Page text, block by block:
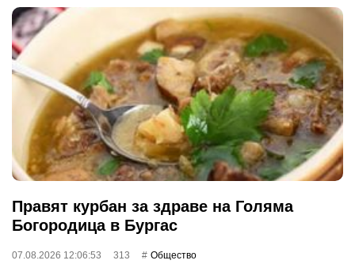
Правят курбан за здраве на Голяма
Богородица в Бургас
07.08.2026 12:06:53 313 Общество